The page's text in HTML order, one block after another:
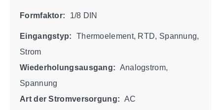
Formfaktor: 1/8 DIN
Eingangstyp:
Thermoelement, RTD, Spannung,
Strom
Wiederholungsausgang: Analogstrom,
Spannung
Art der Stromversorgung: AC